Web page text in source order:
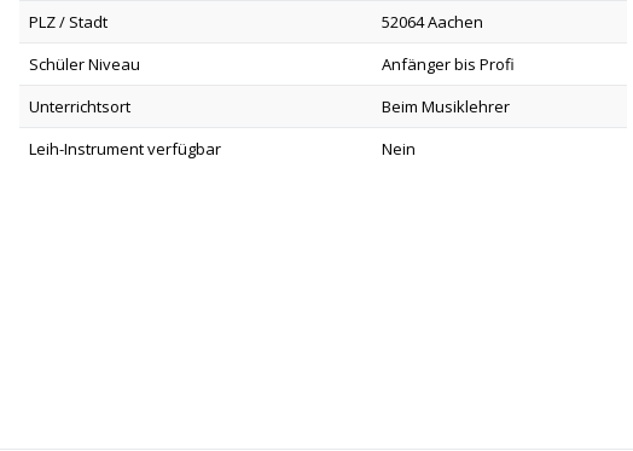
PLZ / Stadt
52064 Aachen
Schüler Niveau
Anfänger bis Profi
Unterrichtsort
Beim Musiklehrer
Leih-Instrument verfügbar
Nein